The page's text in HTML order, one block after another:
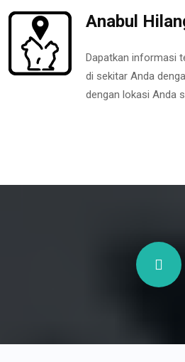
Anabul
Dapatkan informasi
di sekitar Anda
dengan lokasi Anda